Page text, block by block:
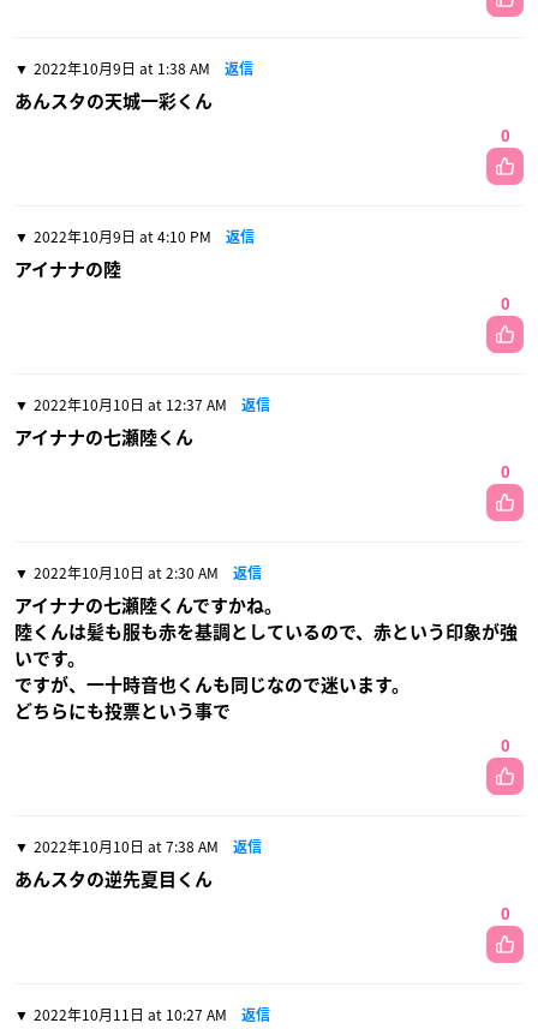
2022年10月9日 at 1:38 AM 返信
あんスタの天城一彩くん
0
2022年10月9日 at 4:10 PM 返信
アイナナの陸
0
2022年10月10日 at 12:37 AM 返信
アイナナの七瀬陸くん
0
2022年10月10日 at 2:30 AM 返信
アイナナの七瀬陸くんですかね。
陸くんは髪も服も赤を基調としているので、赤という印象が強
いです。
ですが、一十時音也くんも同じなので迷います。
どちらにも投票という事で
0
2022年10月10日 at 7:38 AM 返信
あんスタの逆先夏目くん
0
2022年10月11日 at 10:27 AM 返信